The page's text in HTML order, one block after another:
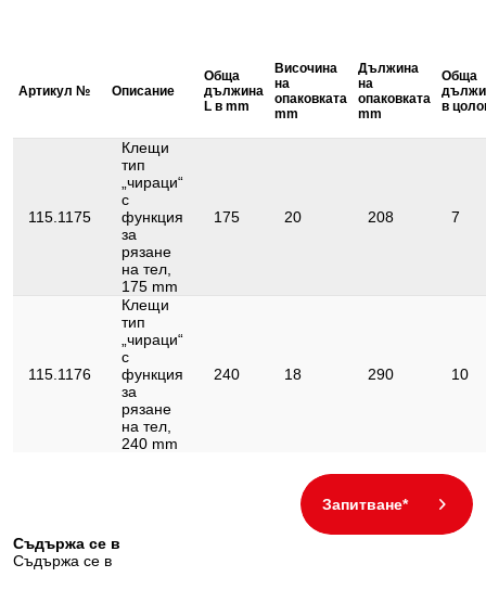
Препратка към видеоклип за
употреба:
Video
Съдържание на опаковката:
Функции – атрибут 1:
освобождаване
Артикул № Описание
Обща
дължина
L в mm
Височина
на
опаковката
mm
Дължина
на
опаковката
mm
Обща
в
115.1175
Клещи
тип
„чираци“
с
функция
за
рязане
на тел,
175 mm
175 20 208 7
115.1176
Клещи
тип
„чираци“
с
функция
за
рязане
на тел,
240 mm
240 18 290 10
Запитване*
Съдържа се в
Съдържа се в